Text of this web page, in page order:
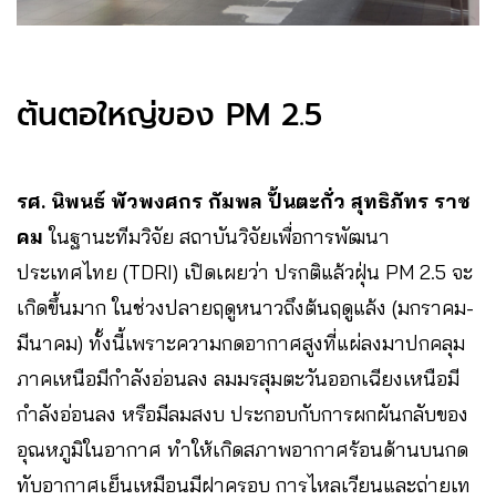
ต้นตอใหญ่ของ PM 2.5
รศ. นิพนธ์ พัวพงศกร กัมพล ปั้นตะกั่ว สุทธิภัทร ราช
คม ในฐานะทีมวิจัย สถาบันวิจัยเพื่อการพัฒนา
ประเทศไทย (TDRI) เปิดเผยว่า ปรกติแล้วฝุ่น PM 2.5 จะ
เกิดขึ้นมาก ในช่วงปลายฤดูหนาวถึงต้นฤดูแล้ง (มกราคม-
มีนาคม) ทั้งนี้เพราะความกดอากาศสูงที่แผ่ลงมาปกคลุม
ภาคเหนือมีกำลังอ่อนลง ลมมรสุมตะวันออกเฉียงเหนือมี
กำลังอ่อนลง หรือมีลมสงบ ประกอบกับการผกผันกลับของ
อุณหภูมิในอากาศ ทำให้เกิดสภาพอากาศร้อนด้านบนกด
ทับอากาศเย็นเหมือนมีฝาครอบ การไหลเวียนและถ่ายเท